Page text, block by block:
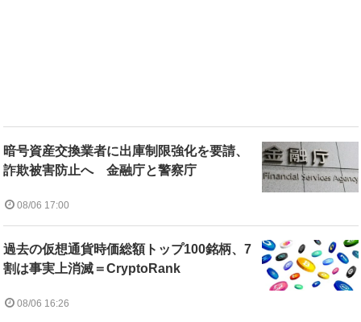
暗号資産交換業者に出庫制限強化を要請、
詐欺被害防止へ 金融庁と警察庁
08/06 17:00
過去の仮想通貨時価総額トップ100銘柄、7
割は事実上消滅＝CryptoRank
08/06 16:26